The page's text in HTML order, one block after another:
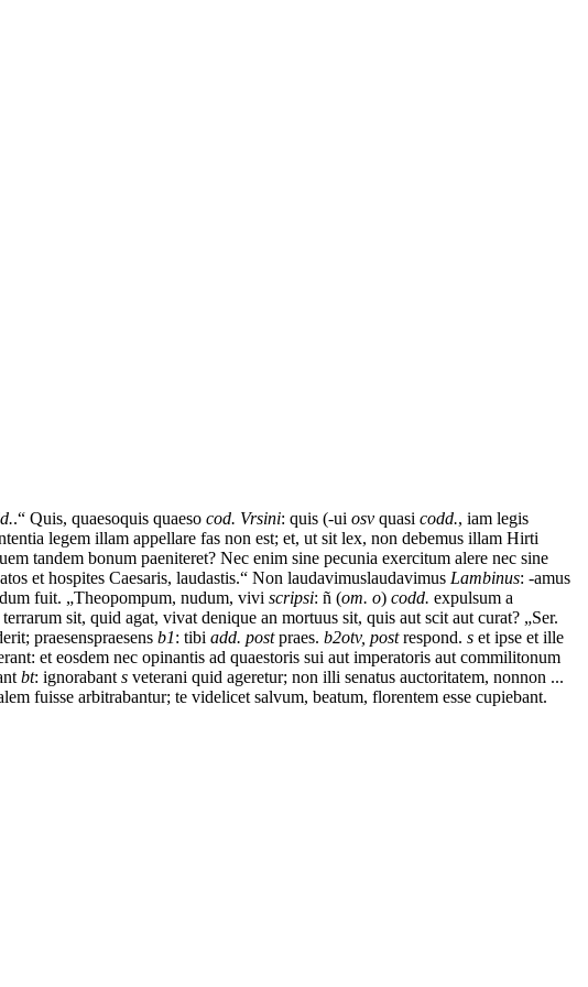
.“ Quis, quaesoquis quaeso cod. Vrsini: quis (-ui osv quasi codd., iam legis
legem illam appellare fas non est; et, ut sit lex, non debemus illam Hirti
tandem bonum paeniteret? Nec enim sine pecunia exercitum alere nec sine
et hospites Caesaris, laudastis.“ Non laudavimuslaudavimus Lambinus: -amus
fuit. „Theopompum, nudum, vivi scripsi: ñ (om. o) codd. expulsum a
terrarum sit, quid agat, vivat denique an mortuus sit, quis aut scit aut curat? „Ser.
praesenspraesens b1: tibi add. postpraes. b2otv, postrespond. s et ipse et ille
et eosdem nec opinantis ad quaestoris sui aut imperatoris aut commilitonum
bt: ignorabant s veterani quid ageretur; non illi senatus auctoritatem, nonnon ...
fuisse arbitrabantur; te videlicet salvum, beatum, florentem esse cupiebant.